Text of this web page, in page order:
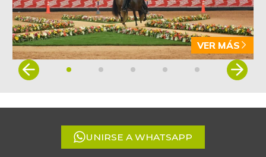
VER MÁS
Item
5
UNIRSE A WHATSAPP